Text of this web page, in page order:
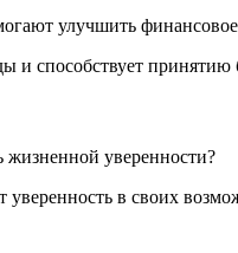
улучшить финансовое
и способствует
жизненной уверенности?
в своих